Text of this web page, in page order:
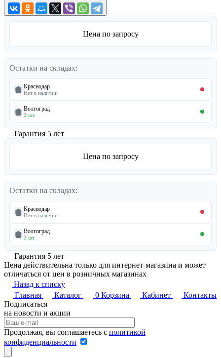
Цена по запросу
Остатки на складах:
Краснодар
Нет в наличии
Волгоград
2 шт.
Гарантия 5 лет
Цена по запросу
Остатки на складах:
Краснодар
Нет в наличии
Волгоград
2 шт.
Гарантия 5 лет
Цена действительна только для интернет-магазина и может
отличаться от цен в розничных магазинах
Назад к списку
Главная
Каталог 0 Корзина Кабинет
Контакты
Подписаться
на новости и акции
Продолжая, вы соглашаетесь с политикой
конфиденциальности